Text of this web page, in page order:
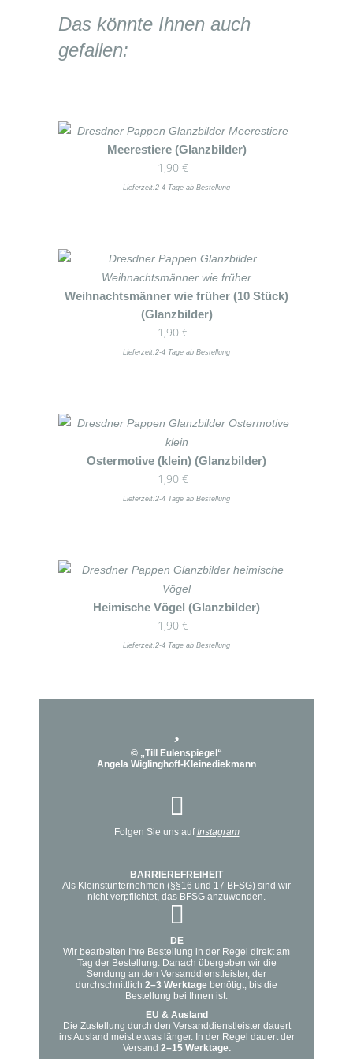
Das könnte Ihnen auch
gefallen:
Meerestiere (Glanzbilder)
1,90 €
Lieferzeit:2-4 Tage ab Bestellung
Weihnachtsmänner wie früher (10 Stück)
(Glanzbilder)
1,90 €
Lieferzeit:2-4 Tage ab Bestellung
Ostermotive (klein) (Glanzbilder)
1,90 €
Lieferzeit:2-4 Tage ab Bestellung
Heimische Vögel (Glanzbilder)
1,90 €
Lieferzeit:2-4 Tage ab Bestellung
© „Till Eulenspiegel“
Angela Wiglinghoff-Kleinediekmann
Folgen Sie uns aufInstagram
BARRIEREFREIHEIT
Als Kleinstunternehmen (§§16 und 17 BFSG) sind wir
nicht verpflichtet, das BFSG anzuwenden.
DE
Wir bearbeiten Ihre Bestellung in der Regel direkt am
Tag der Bestellung. Danach übergeben wir die
Sendung an den Versanddienstleister, der
durchschnittlich 2–3 Werktage benötigt, bis die
Bestellung bei Ihnen ist.
EU & Ausland
Die Zustellung durch den Versanddienstleister dauert
ins Ausland meist etwas länger. In der Regel dauert der
Versand 2–15 Werktage.